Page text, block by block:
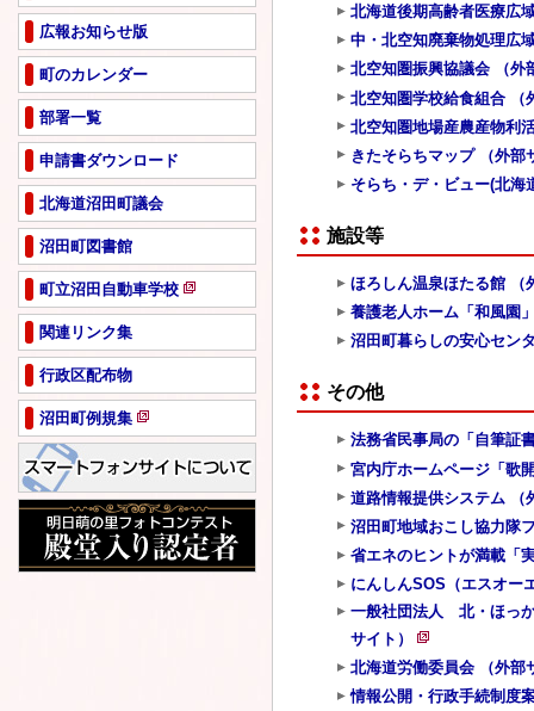
北海道後期高齢者医療広
中・北空知廃棄物処理広
北空知圏振興協議会 （外
北空知圏学校給食組合 （
北空知圏地場産農産物利
きたそらちマップ （外部
そらち・デ・ビュー(北海
施設等
ほろしん温泉ほたる館 （
養護老人ホーム「和風園
沼田町暮らしの安心セン
その他
法務省民事局の「自筆証
宮内庁ホームページ「歌
道路情報提供システム （
沼田町地域おこし協力隊
省エネのヒントが満載「
にんしんSOS（エスオー
一般社団法人 北・ほっ
サイト）
新
規
北海道労働委員会 （外部
情報公開・行政手続制度
ペ
ジ
開
ま
広報お知らせ版
町のカレンダー
部署一覧
申請書ダウンロード
北海道沼田町議会
沼田町図書館
町立沼田自動車学校
新
ペ
ジ
開
き
ま
す
関連リンク集
行政区配布物
沼田町例規集
新
規
ー
ジ
で
開